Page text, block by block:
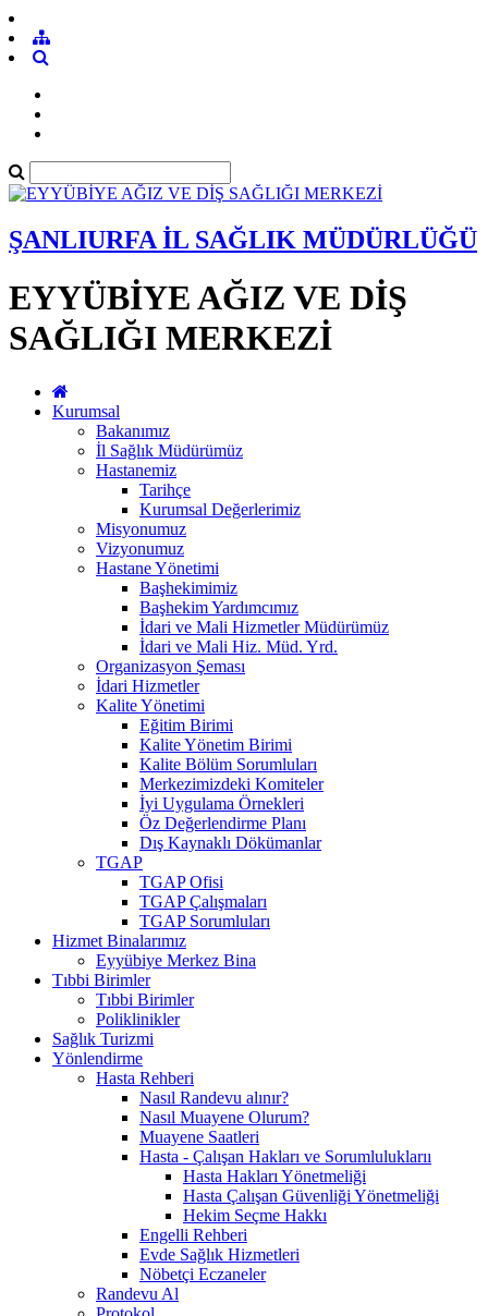
ŞANLIURFA İL SAĞLIK MÜDÜRLÜĞÜ
EYYÜBİYE AĞIZ VE DİŞ
SAĞLIĞI MERKEZİ
Kurumsal
Bakanımız
İl Sağlık Müdürümüz
Hastanemiz
Tarihçe
Kurumsal Değerlerimiz
Misyonumuz
Vizyonumuz
Hastane Yönetimi
Başhekimimiz
Başhekim Yardımcımız
İdari ve Mali Hizmetler Müdürümüz
İdari ve Mali Hiz. Müd. Yrd.
Organizasyon Şeması
İdari Hizmetler
Kalite Yönetimi
Eğitim Birimi
Kalite Yönetim Birimi
Kalite Bölüm Sorumluları
Merkezimizdeki Komiteler
İyi Uygulama Örnekleri
Öz Değerlendirme Planı
Dış Kaynaklı Dökümanlar
TGAP
TGAP Ofisi
TGAP Çalışmaları
TGAP Sorumluları
Hizmet Binalarımız
Eyyübiye Merkez Bina
Tıbbi Birimler
Tıbbi Birimler
Poliklinikler
Sağlık Turizmi
Yönlendirme
Hasta Rehberi
Nasıl Randevu alınır?
Nasıl Muayene Olurum?
Muayene Saatleri
Hasta - Çalışan Hakları ve Sorumluluklarıı
Hasta Hakları Yönetmeliği
Hasta Çalışan Güvenliği Yönetmeliği
Hekim Seçme Hakkı
Engelli Rehberi
Evde Sağlık Hizmetleri
Nöbetçi Eczaneler
Randevu Al